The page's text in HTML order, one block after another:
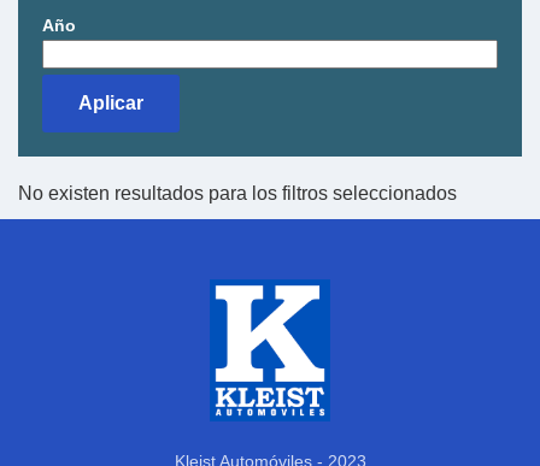
Año
No existen resultados para los filtros seleccionados
Kleist Automóviles - 2023